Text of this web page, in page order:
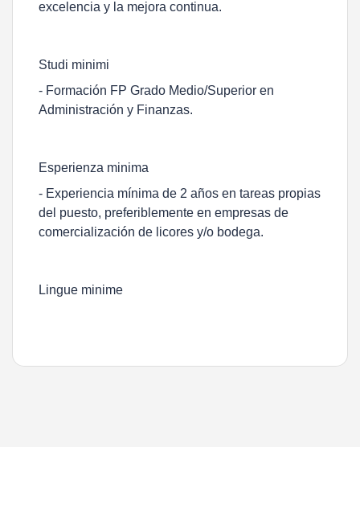
excelencia y la mejora continua.
Studi minimi
- Formación FP Grado Medio/Superior en
Administración y Finanzas.
Esperienza minima
- Experiencia mínima de 2 años en tareas propias
del puesto, preferiblemente en empresas de
comercialización de licores y/o bodega.
Lingue minime